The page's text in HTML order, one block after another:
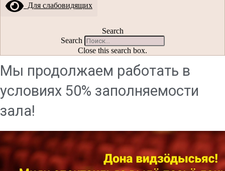
Для слабовидящих
Search
Search
Close this search box.
Мы продолжаем работать в
условиях 50% заполняемости
зала!